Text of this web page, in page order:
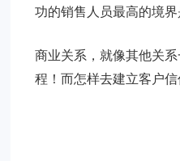
功的销售人员最高的境
商业关系，就像其他关
程！而怎样去建立客户